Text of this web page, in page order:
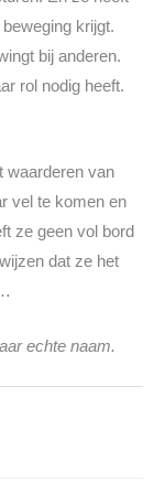
krijgt.
bij anderen.
rol nodig heeft.
waarderen van
vel te komen en
ze geen vol bord
dat ze het
echte naam.